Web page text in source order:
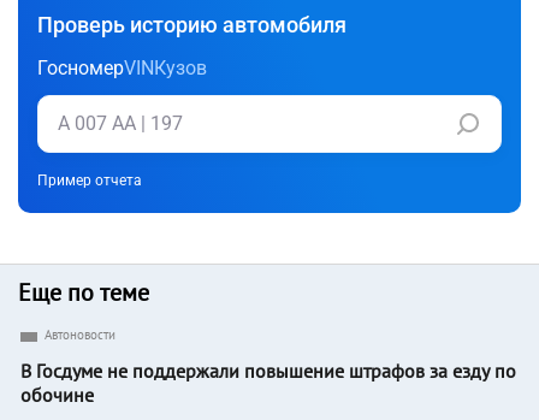
Проверь историю автомобиля
ГосномерVINКузов
Пример отчета
Еще по теме
Автоновости
В Госдуме не поддержали повышение штрафов за езду по
обочине